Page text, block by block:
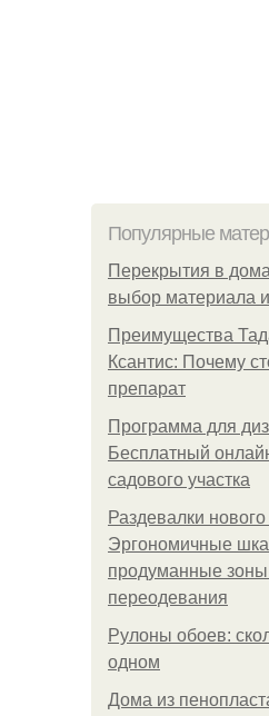
Популярные
Перекрытия в
выбор материала
Преимущества
Ксантис: Почему
препарат
Программа для
Бесплатный
садового участка
Раздевалки
Эргономичные
продуманные
переодевания
Рулоны обоев:
одном
Дома из